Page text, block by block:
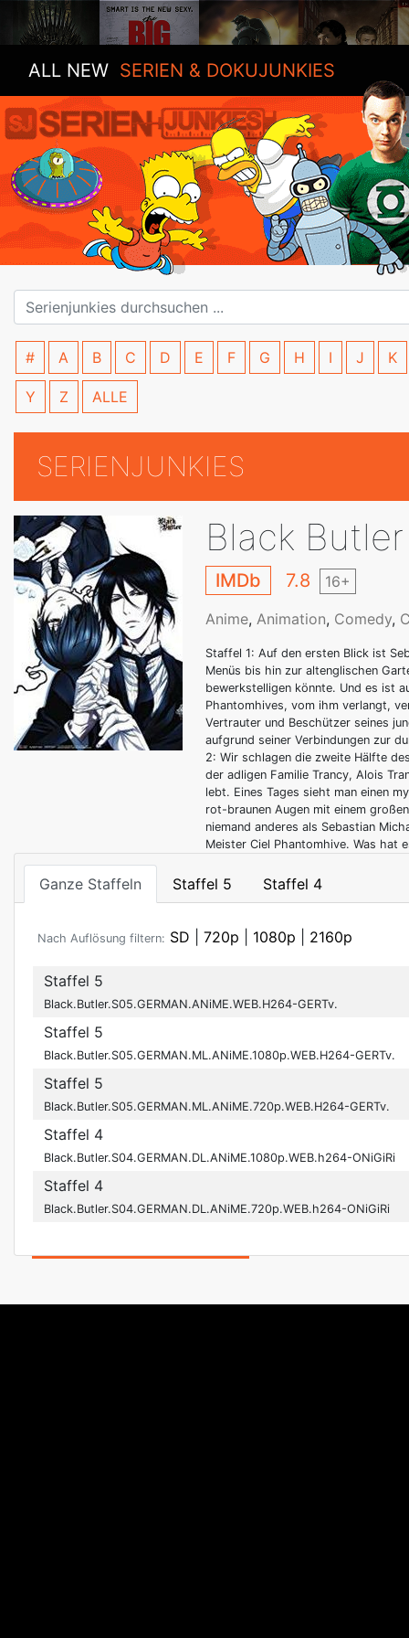
ALL NEW SERIEN & DOKUJUNKIES
# A B C D E F G H I J K
Y Z ALLE
SERIENJUNKIES
Black Butler
IMDb 7.8 16+
Anime, Animation, Comedy,
Staffel 1: Auf den ersten Blick ist
Menüs bis hin zur altenglischen
bewerkstelligen könnte. Und es ist
Phantomhives, vom ihm verlangt,
Vertrauter und Beschützer seines
aufgrund seiner Verbindungen zur
2: Wir schlagen die zweite Hälfte
der adligen Familie Trancy, Alois
lebt. Eines Tages sieht man einen
rot-braunen Augen mit einem
niemand anderes als Sebastian
Meister Ciel Phantomhive. Was hat
Ganze Staffeln Staffel 5 Staffel 4
Nach Auflösung filtern: SD 720p 1080p 2160p
Staffel 5
Black.Butler.S05.GERMAN.ANiME.WEB.H264-GERTv.
Staffel 5
Black.Butler.S05.GERMAN.ML.ANiME.1080p.WEB.H264-GERTv.
Staffel 5
Black.Butler.S05.GERMAN.ML.ANiME.720p.WEB.H264-GERTv.
Staffel 4
Black.Butler.S04.GERMAN.DL.ANiME.1080p.WEB.h264-ONiGiRi
Staffel 4
Black.Butler.S04.GERMAN.DL.ANiME.720p.WEB.h264-ONiGiRi